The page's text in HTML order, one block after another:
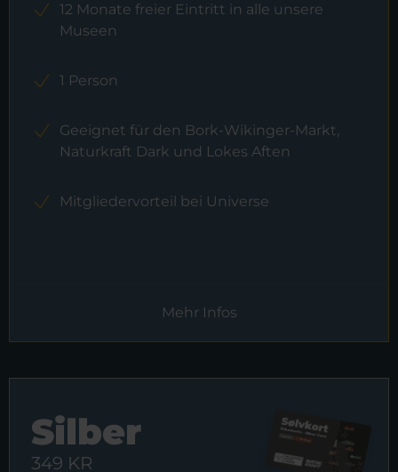
12 Monate freier Eintritt in alle unsere
Museen
1 Person
Geeignet für den Bork-Wikinger-Markt,
Naturkraft Dark und Lokes Aften
Mitgliedervorteil bei Universe
Mehr Infos
Silber
349 KR